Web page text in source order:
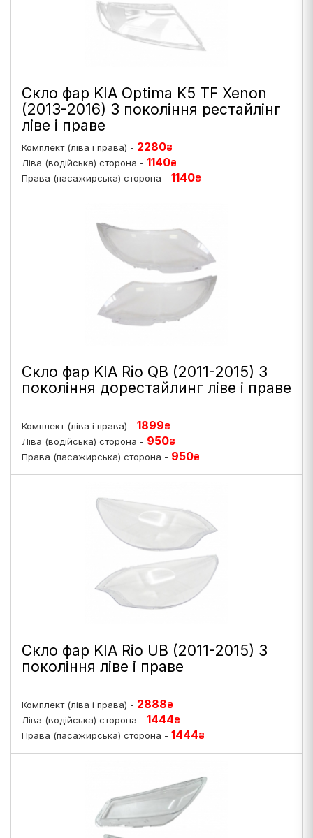
Скло фар KIA Optima K5 TF Xenon
(2013-2016) 3 покоління рестайлінг
ліве і праве
Комплект (ліва і права) - 2280₴
Ліва (водійська) сторона - 1140₴
Права (пасажирська) сторона - 1140₴
Скло фар KIA Rio QB (2011-2015) 3
покоління дорестайлинг ліве і праве
Комплект (ліва і права) - 1899₴
Ліва (водійська) сторона - 950₴
Права (пасажирська) сторона - 950₴
Скло фар KIA Rio UB (2011-2015) 3
покоління ліве і праве
Комплект (ліва і права) - 2888₴
Ліва (водійська) сторона - 1444₴
Права (пасажирська) сторона - 1444₴